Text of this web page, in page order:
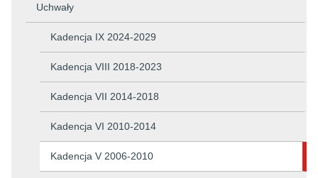
Uchwały
Kadencja IX 2024-2029
Kadencja VIII 2018-2023
Kadencja VII 2014-2018
Kadencja VI 2010-2014
Kadencja V 2006-2010